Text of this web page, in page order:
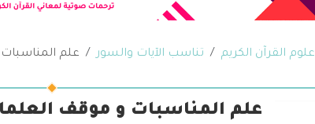
علوم القرآن الكريم تناسب الآيات والسور علم
علم المناسبات و موقف